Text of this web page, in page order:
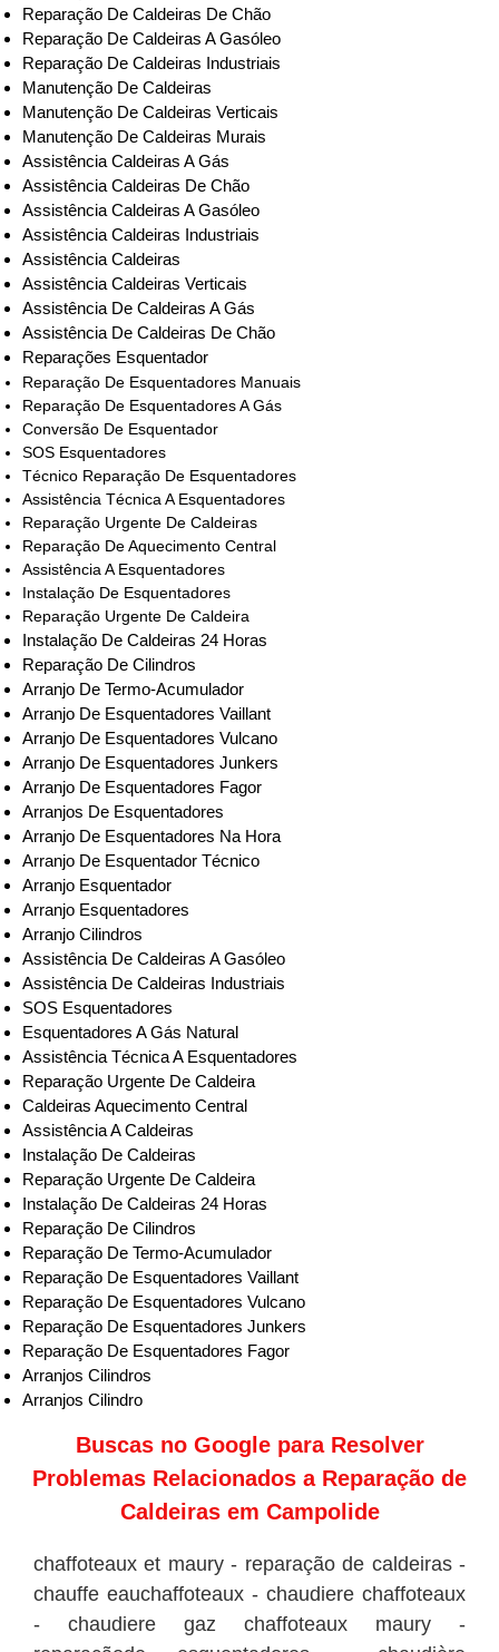
Reparação De Caldeiras De Chão
Reparação De Caldeiras A Gasóleo
Reparação De Caldeiras Industriais
Manutenção De Caldeiras
Manutenção De Caldeiras Verticais
Manutenção De Caldeiras Murais
Assistência Caldeiras A Gás
Assistência Caldeiras De Chão
Assistência Caldeiras A Gasóleo
Assistência Caldeiras Industriais
Assistência Caldeiras
Assistência Caldeiras Verticais
Assistência De Caldeiras A Gás
Assistência De Caldeiras De Chão
Reparações Esquentador
Reparação De Esquentadores Manuais
Reparação De Esquentadores A Gás
Conversão De Esquentador
SOS Esquentadores
Técnico Reparação De Esquentadores
Assistência Técnica A Esquentadores
Reparação Urgente De Caldeiras
Reparação De Aquecimento Central
Assistência A Esquentadores
Instalação De Esquentadores
Reparação Urgente De Caldeira
Instalação De Caldeiras 24 Horas
Reparação De Cilindros
Arranjo De Termo-Acumulador
Arranjo De Esquentadores Vaillant
Arranjo De Esquentadores Vulcano
Arranjo De Esquentadores Junkers
Arranjo De Esquentadores Fagor
Arranjos De Esquentadores
Arranjo De Esquentadores Na Hora
Arranjo De Esquentador Técnico
Arranjo Esquentador
Arranjo Esquentadores
Arranjo Cilindros
Assistência De Caldeiras A Gasóleo
Assistência De Caldeiras Industriais
SOS Esquentadores
Esquentadores A Gás Natural
Assistência Técnica A Esquentadores
Reparação Urgente De Caldeira
Caldeiras Aquecimento Central
Assistência A Caldeiras
Instalação De Caldeiras
Reparação Urgente De Caldeira
Instalação De Caldeiras 24 Horas
Reparação De Cilindros
Reparação De Termo-Acumulador
Reparação De Esquentadores Vaillant
Reparação De Esquentadores Vulcano
Reparação De Esquentadores Junkers
Reparação De Esquentadores Fagor
Arranjos Cilindros
Arranjos Cilindro
Buscas no Google para Resolver
Problemas Relacionados a Reparação de
Caldeiras em Campolide
chaffoteaux et maury - reparação de caldeiras -
chauffe eauchaffoteaux - chaudiere chaffoteaux
- chaudiere gaz chaffoteaux maury -